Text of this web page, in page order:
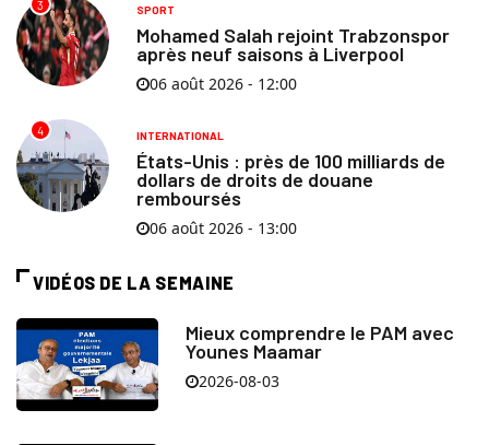
3 SPORT
Mohamed Salah rejoint Trabzonspor
après neuf saisons à Liverpool
06 août 2026 - 12:00
4 INTERNATIONAL
États-Unis : près de 100 milliards de
dollars de droits de douane
remboursés
06 août 2026 - 13:00
VIDÉOS DE LA SEMAINE
Mieux comprendre le PAM avec
Younes Maamar
2026-08-03